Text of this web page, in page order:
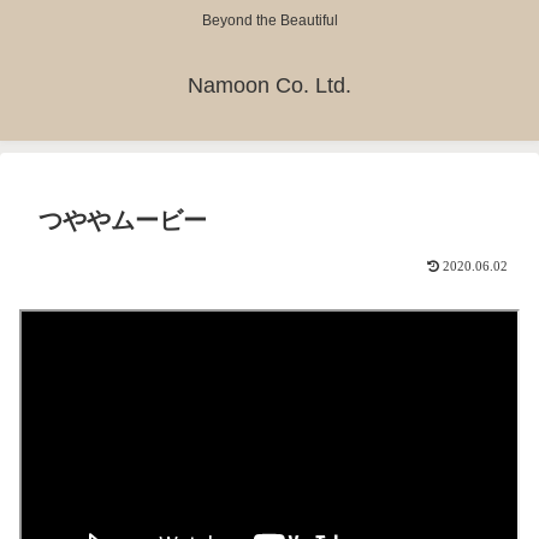
Beyond the Beautiful
Namoon Co. Ltd.
つややムービー
2020.06.02